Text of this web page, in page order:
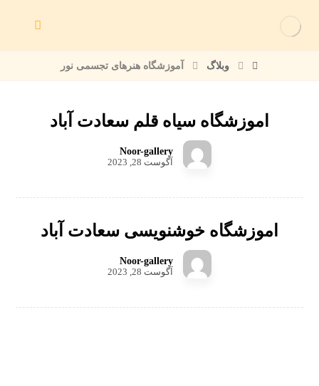
وبلاگ آموزشگاه هنرهای تجسمی نور
اموزشگاه سیاه قلم سعادت آباد
Noor-gallery
آگوست 28, 2023
اموزشگاه خوشنویسی سعادت آباد
Noor-gallery
آگوست 28, 2023